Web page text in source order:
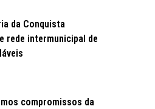
da Conquista
rede intermunicipal de
compromissos da